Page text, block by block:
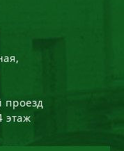
проезд
этаж